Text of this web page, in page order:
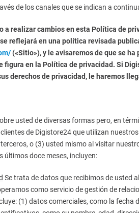
de los canales que se indican a
a realizar cambios en esta Política de
reflejará en una política revisada
(«Sitio»), y le avisaremos de que se
figura en la Política de privacidad. Si
derechos de privacidad, le haremos
usted de diversas formas pero, en
de Digistore24 que utilizan
o (3) usted mismo al visitar
últimos doce meses, incluyen:
Se trata de datos que recibimos de usted
como servicio de gestión de
(1) datos comerciales, como la